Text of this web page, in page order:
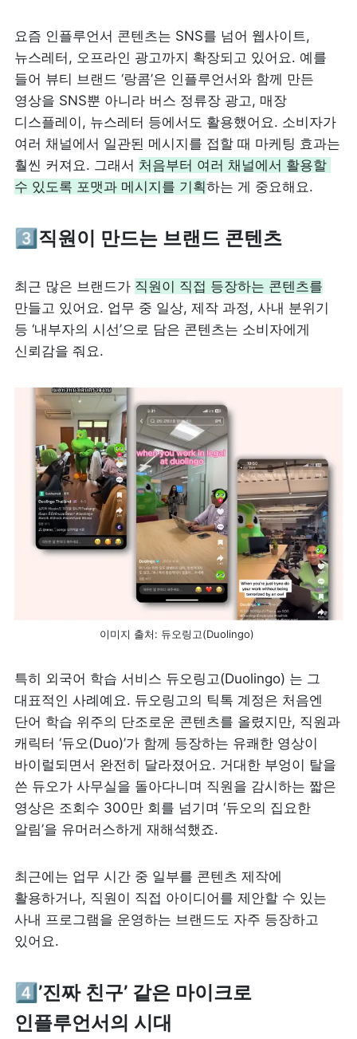
요즘 인플루언서 콘텐츠는 SNS를 넘어 웹사이트,
뉴스레터, 오프라인 광고까지 확장되고 있어요. 예를
들어 뷰티 브랜드 ‘랑콤’은 인플루언서와 함께 만든
영상을 SNS뿐 아니라 버스 정류장 광고, 매장
디스플레이, 뉴스레터 등에서도 활용했어요. 소비자가
여러 채널에서 일관된 메시지를 접할 때 마케팅 효과는
훨씬 커져요. 그래서 처음부터 여러 채널에서 활용할
수 있도록 포맷과 메시지를 기획하는 게 중요해요.
3️⃣직원이 만드는 브랜드 콘텐츠
최근 많은 브랜드가 직원이 직접 등장하는 콘텐츠를
만들고 있어요. 업무 중 일상, 제작 과정, 사내 분위기
등 ‘내부자의 시선’으로 담은 콘텐츠는 소비자에게
신뢰감을 줘요.
이미지 출처: 듀오링고(Duolingo)
특히 외국어 학습 서비스 듀오링고(Duolingo) 는 그
대표적인 사례예요. 듀오링고의 틱톡 계정은 처음엔
단어 학습 위주의 단조로운 콘텐츠를 올렸지만, 직원과
캐릭터 ‘듀오(Duo)’가 함께 등장하는 유쾌한 영상이
바이럴되면서 완전히 달라졌어요. 거대한 부엉이 탈을
쓴 듀오가 사무실을 돌아다니며 직원을 감시하는 짧은
영상은 조회수 300만 회를 넘기며 ‘듀오의 집요한
알림’을 유머러스하게 재해석했죠.
최근에는 업무 시간 중 일부를 콘텐츠 제작에
활용하거나, 직원이 직접 아이디어를 제안할 수 있는
사내 프로그램을 운영하는 브랜드도 자주 등장하고
있어요.
4️⃣’진짜 친구’ 같은 마이크로
인플루언서의 시대